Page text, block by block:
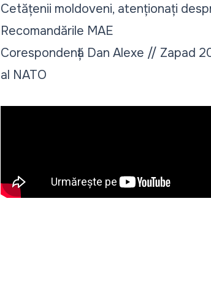
Cetățenii moldoveni, atenționați
Recomandările MAE
Corespondență Dan Alexe // Zapad
al NATO